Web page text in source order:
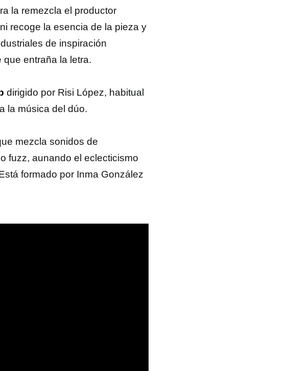
la remezcla el productor
recoge la esencia de la pieza y
de inspiración
entraña la letra.
dirigido por Risi López, habitual
la música del dúo.
mezcla sonidos de
fuzz, aunando el eclecticismo
formado por Inma González